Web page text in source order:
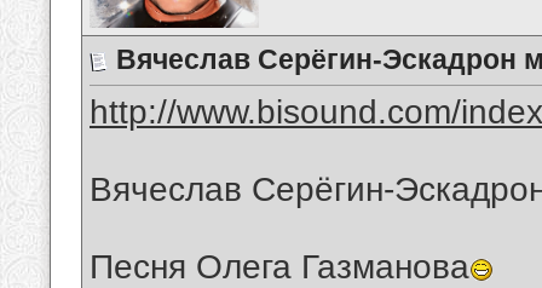
Вячеслав Серёгин-
http://www.bisound.com/
Вячеслав Серёгин-
Песня Олега Газманова